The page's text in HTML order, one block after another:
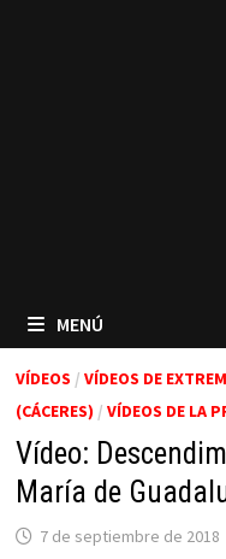
MENÚ
VÍDEOS / VÍDEOS DE
(CÁCERES) / VÍDEOS DE LA
Vídeo:
María de
7 de septiembre de 2018